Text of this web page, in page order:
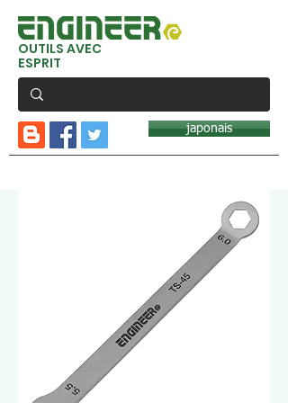
OUTILS AVEC
ESPRIT
japonais